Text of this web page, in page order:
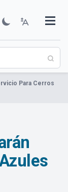
Para Cerros